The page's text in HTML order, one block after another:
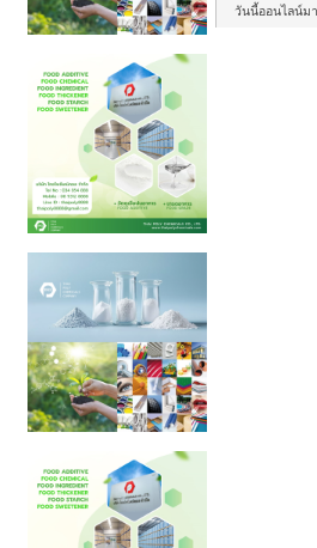
วันนี้ออนไลน์ม